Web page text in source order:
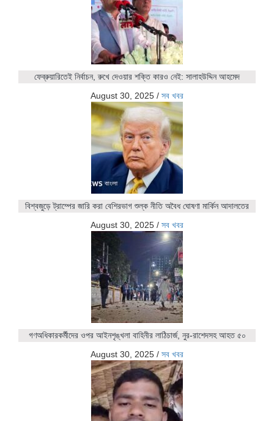
ফেব্রুয়ারিতেই নির্বাচন, রুখে দেওয়ার শক্তি কারও নেই: সালাহউদ্দিন আহমেদ
August 30, 2025 / সব খবর
বিশ্বজুড়ে ট্রাম্পের জারি করা বেশিরভাগ শুল্ক নীতি অবৈধ ঘোষণা মার্কিন আদালতের
August 30, 2025 / সব খবর
গণঅধিকারকর্মীদের ওপর আইনশৃঙ্খলা বাহিনীর লাঠিচার্জ, নুর-রাশেদসহ আহত ৫০
August 30, 2025 / সব খবর